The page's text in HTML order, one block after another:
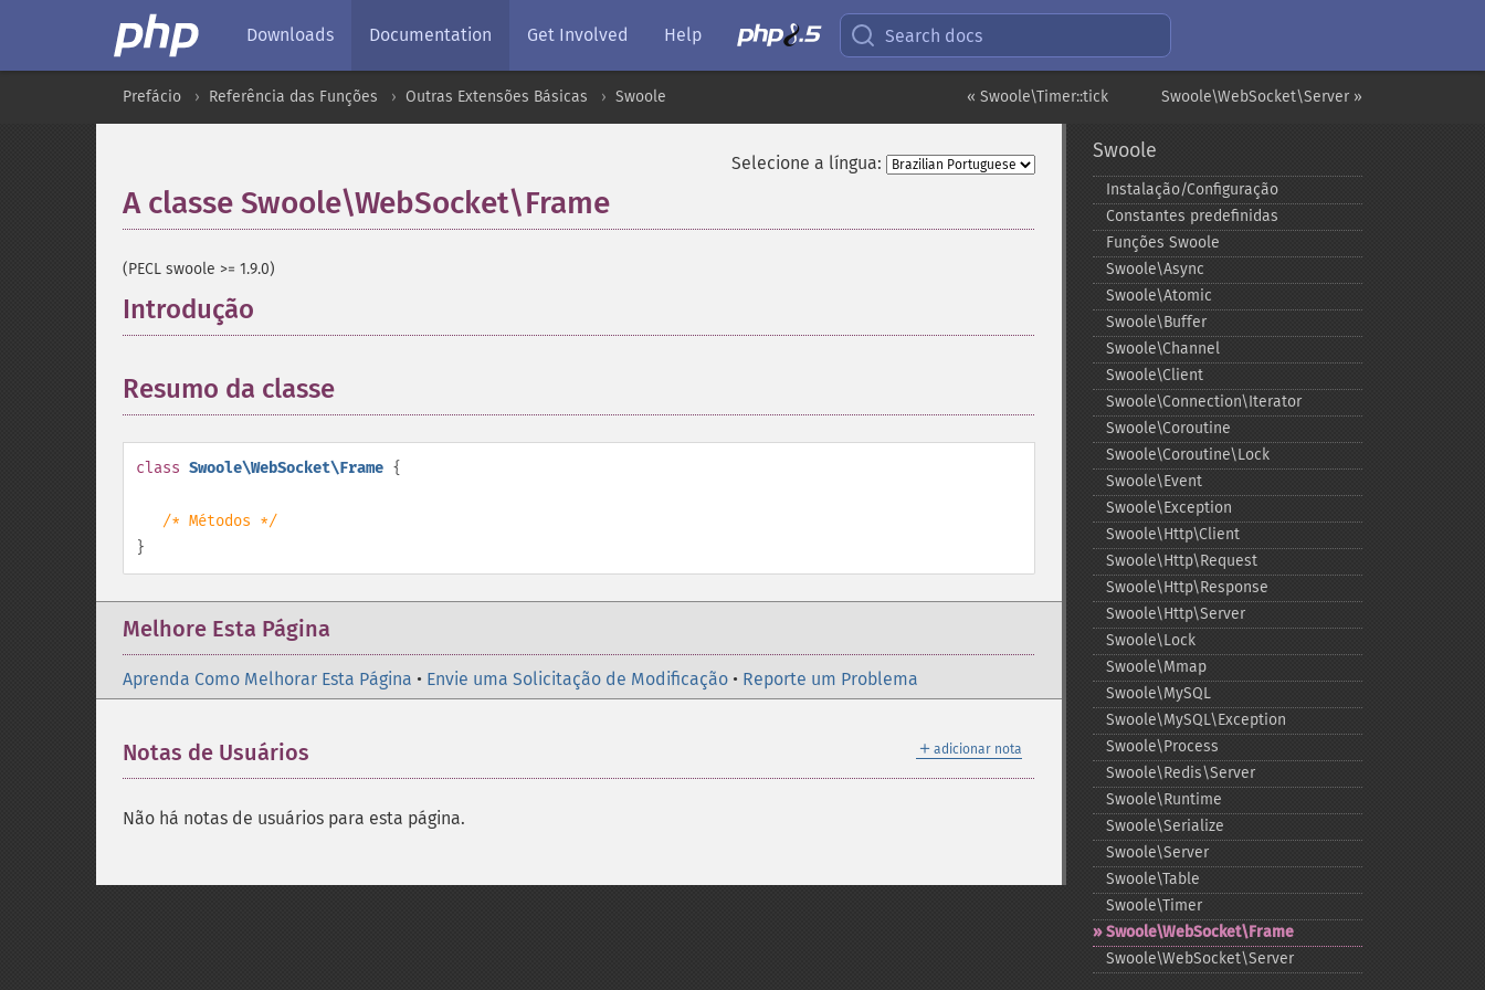
Downloads Documentation Get Involved Help Search docs
Swoole\WebSocket\Server »
« Swoole\Timer::tick
Prefácio Referência das Funções Outras Extensões Básicas Swoole
Selecione a língua:
A classe Swoole\WebSocket\Frame
(PECL swoole >= 1.9.0)
Introdução
Resumo da classe
class Swoole\WebSocket\Frame {
/* Métodos */
}
Melhore Esta Página
Aprenda Como Melhorar Esta Página • Envie uma Solicitação de Modificação • Reporte um Problema
＋ adicionar nota
Notas de Usuários
Não há notas de usuários para esta página.
Swoole
Instalação/Configuração
Constantes predefinidas
Funções Swoole
Swoole\Async
Swoole\Atomic
Swoole\Buffer
Swoole\Channel
Swoole\Client
Swoole\Connection\Iterator
Swoole\Coroutine
Swoole\Coroutine\Lock
Swoole\Event
Swoole\Exception
Swoole\Http\Client
Swoole\Http\Request
Swoole\Http\Response
Swoole\Http\Server
Swoole\Lock
Swoole\Mmap
Swoole\MySQL
Swoole\MySQL\Exception
Swoole\Process
Swoole\Redis\Server
Swoole\Runtime
Swoole\Serialize
Swoole\Server
Swoole\Table
Swoole\Timer
Swoole\WebSocket\Frame
Swoole\WebSocket\Server